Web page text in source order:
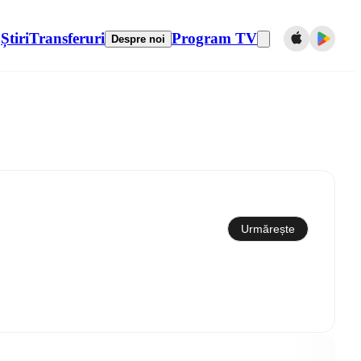
ȘtiriTransferuri Despre noi Program TV
Urmărește